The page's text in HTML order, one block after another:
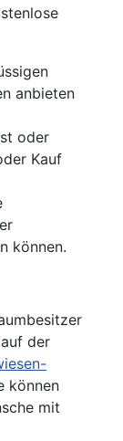
anbieten
oder
Kauf
können.
der
können
mit